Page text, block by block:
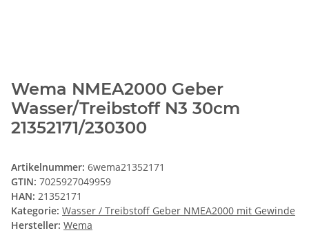
Wema NMEA2000 Geber
Wasser/Treibstoff N3 30cm
21352171/230300
Artikelnummer: 6wema21352171
GTIN: 7025927049959
HAN: 21352171
Kategorie: Wasser / Treibstoff Geber NMEA2000 mit Gewinde
Hersteller: Wema